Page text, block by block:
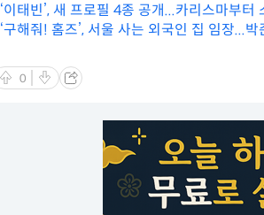
‘이태빈’, 새 프로필 4종 공개...카리스마부터
‘구해줘! 홈즈’, 서울 사는 외국인 집 임장...
0